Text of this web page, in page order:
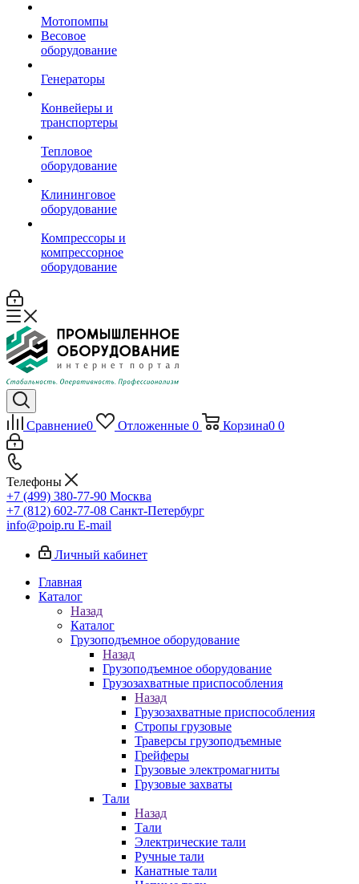
Мотопомпы
Весовое
оборудование
Генераторы
Конвейеры и
транспортеры
Тепловое
оборудование
Клининговое
оборудование
Компрессоры и
компрессорное
оборудование
Сравнение0 Отложенные 0 Корзина0 0
Телефоны
+7 (499) 380-77-90 Москва
+7 (812) 602-77-08 Санкт-Петербург
info@poip.ru E-mail
Личный кабинет
Главная
Каталог
Назад
Каталог
Грузоподъемное оборудование
Назад
Грузоподъемное оборудование
Грузозахватные приспособления
Назад
Грузозахватные приспособления
Стропы грузовые
Траверсы грузоподъемные
Грейферы
Грузовые электромагниты
Грузовые захваты
Тали
Назад
Тали
Электрические тали
Ручные тали
Канатные тали